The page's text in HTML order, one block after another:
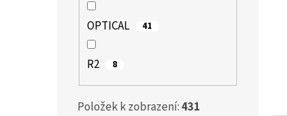
OPTICAL 41
R2 8
Položek k zobrazení:431